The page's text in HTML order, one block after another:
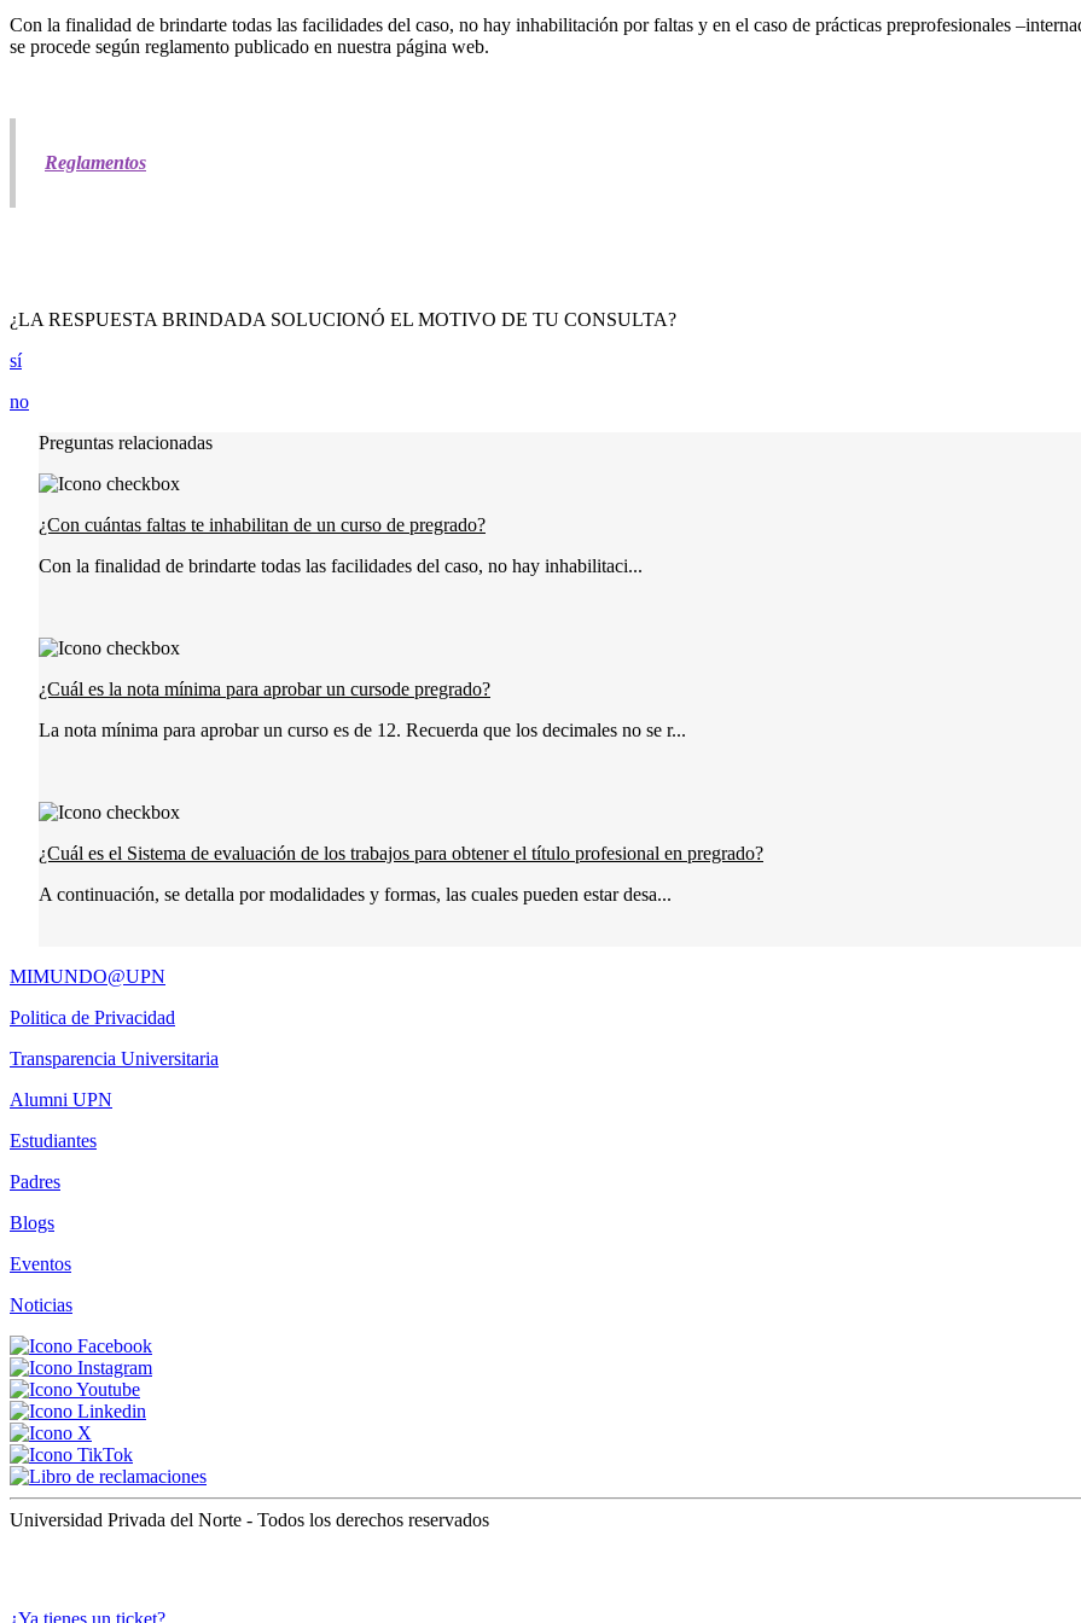
Con la finalidad de brindarte todas las facilidades del caso, no hay inhabilitación por faltas y en el caso de prácticas preprofesionales
se procede según reglamento publicado en nuestra página web.
Reglamentos
¿LA RESPUESTA BRINDADA SOLUCIONÓ EL MOTIVO DE TU CONSULTA?
sí
no
Preguntas relacionadas
¿Con cuántas faltas te inhabilitan de un curso de pregrado?
Con la finalidad de brindarte todas las facilidades del caso, no hay inhabilitaci...
¿Cuál es la nota mínima para aprobar un cursode pregrado?
La nota mínima para aprobar un curso es de 12. Recuerda que los decimales no se r...
¿Cuál es el Sistema de evaluación de los trabajos para obtener el título profesional en pregrado?
A continuación, se detalla por modalidades y formas, las cuales pueden estar desa...
MIMUNDO@UPN
Politica de Privacidad
Transparencia Universitaria
Alumni UPN
Estudiantes
Padres
Blogs
Eventos
Noticias
Universidad Privada del Norte - Todos los derechos reservados
¿Ya tienes un ticket?